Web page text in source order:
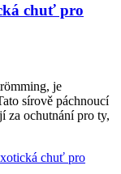
chuť pro
je
sírově páchnoucí
za ochutnání pro ty,
chuť pro